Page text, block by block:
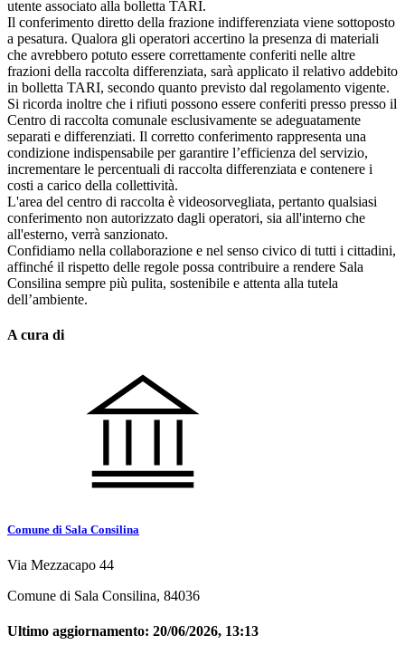
utente associato alla bolletta TARI.
Il conferimento diretto della frazione indifferenziata viene sottoposto
a pesatura. Qualora gli operatori accertino la presenza di materiali
che avrebbero potuto essere correttamente conferiti nelle altre
frazioni della raccolta differenziata, sarà applicato il relativo addebito
in bolletta TARI, secondo quanto previsto dal regolamento vigente.
Si ricorda inoltre che i rifiuti possono essere conferiti presso presso il
Centro di raccolta comunale esclusivamente se adeguatamente
separati e differenziati. Il corretto conferimento rappresenta una
condizione indispensabile per garantire l’efficienza del servizio,
incrementare le percentuali di raccolta differenziata e contenere i
costi a carico della collettività.
L'area del centro di raccolta è videosorvegliata, pertanto qualsiasi
conferimento non autorizzato dagli operatori, sia all'interno che
all'esterno, verrà sanzionato.
Confidiamo nella collaborazione e nel senso civico di tutti i cittadini,
affinché il rispetto delle regole possa contribuire a rendere Sala
Consilina sempre più pulita, sostenibile e attenta alla tutela
dell’ambiente.
A cura di
Comune di Sala Consilina
Via Mezzacapo 44
Comune di Sala Consilina, 84036
Ultimo aggiornamento: 20/06/2026, 13:13